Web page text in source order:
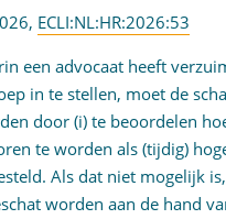
ECLI:NL:HR:2026:53
een advocaat heeft
in te stellen, moet de
door (i) te beoordelen
te worden als (tijdig)
Als dat niet mogelijk
worden aan de hand